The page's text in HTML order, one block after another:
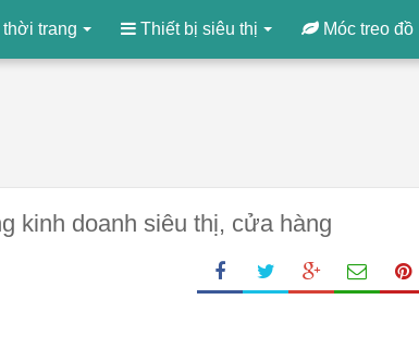
thời trang Thiết bị siêu thị Móc treo đồ
kinh doanh siêu thị, cửa hàng